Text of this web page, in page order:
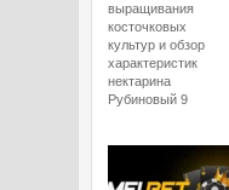
выращивания
косточковых
культур и обзор
характеристик
нектарина
Рубиновый 9